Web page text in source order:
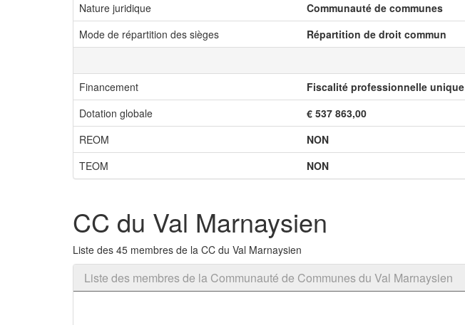
Nature juridique
Communauté de communes
Mode de répartition des sièges
Répartition de droit commun
Financement
Fiscalité professionnelle unique
Dotation globale
€ 537 863,00
REOM
NON
TEOM NON
CC du Val Marnaysien
Liste des 45 membres de la CC du Val Marnaysien
Liste des membres de la Communauté de Communes du Val Marnaysien